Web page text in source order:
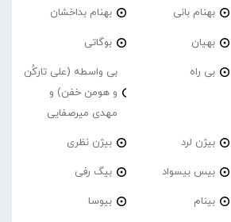
بهنام بانی بهنام بداخشان
بهیان بوگاتی
بی راه
بی واسطه (علی تارکُن
و هومن خفن) و
مهدی میرصفایی
بیژن لرد بیژن نظری
بیس بیسواد بیگ رفی
بینام بیوسا